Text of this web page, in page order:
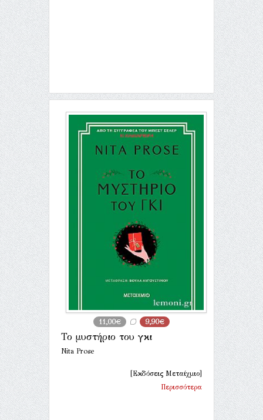
11,00€ 9,90€
Το μυστήριο του γκι
Nita Prose
[Εκδόσεις Μεταίχμιο]
Περισσότερα